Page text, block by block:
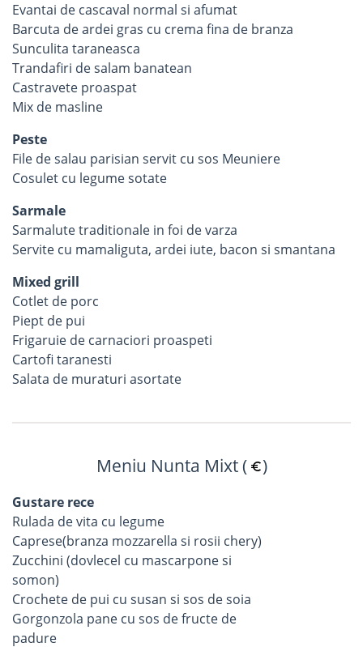
Evantai de cascaval normal si afumat
Barcuta de ardei gras cu crema fina de branza
Sunculita taraneasca
Trandafiri de salam banatean
Castravete proaspat
Mix de masline
Peste
File de salau parisian servit cu sos Meuniere
Cosulet cu legume sotate
Sarmale
Sarmalute traditionale in foi de varza
Servite cu mamaliguta, ardei iute, bacon si smantana
Mixed grill
Cotlet de porc
Piept de pui
Frigaruie de carnaciori proaspeti
Cartofi taranesti
Salata de muraturi asortate
Meniu Nunta Mixt ( )
Gustare rece
Rulada de vita cu legume
Caprese(branza mozzarella si rosii chery)
Zucchini (dovlecel cu mascarpone si
somon)
Crochete de pui cu susan si sos de soia
Gorgonzola pane cu sos de fructe de
padure